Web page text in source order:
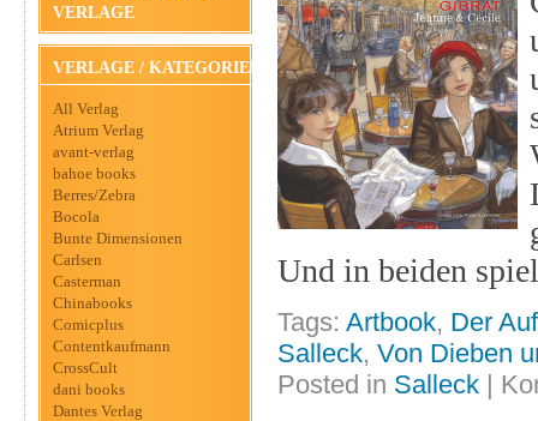
VERLAGE
VERLAGE / KATEGORIEN
All Verlag
Atrium Verlag
avant-verlag
bahoe books
Berres/Zebra
Bocola
Bunte Dimensionen
Carlsen
Casterman
Chinabooks
Comicplus
Contentkaufmann
CrossCult
dani books
Dantes Verlag
Und in beiden
Tags: Artbook, Der
Salleck, Von Dieben
Posted in Salleck |